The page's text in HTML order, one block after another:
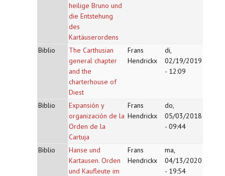
heilige Bruno und
die Entstehung
des
Kartäuserordens
Biblio
The Carthusian
general chapter
and the
charterhouse of
Diest
Frans
Hendrickx
di,
02/19/2019
- 12:09
Biblio
Expansión y
organización de la
Orden de la
Cartuja
Frans
Hendrickx
do,
05/03/2018
- 09:44
Biblio
Hanse und
Kartausen. Orden
und Kaufleute im
Frans
Hendrickx
ma,
04/13/2020
- 19:54